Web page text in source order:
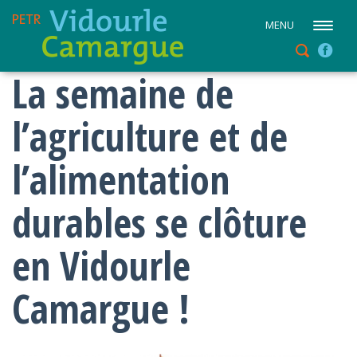
MENU
La semaine de
l’agriculture et de
l’alimentation
durables se clôture
en Vidourle
Camargue !